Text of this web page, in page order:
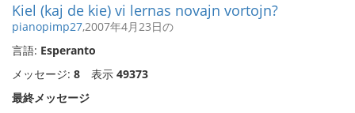
Kiel (kaj de kie) vi lernas novajn vortojn?
pianopimp27,2007年4月23日の
言語: Esperanto
メッセージ: 8 表示 49373
最終メッセージ